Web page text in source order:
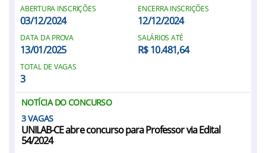
ABERTURA INSCRIÇÕES
03/12/2024
ENCERRA INSCRIÇÕES
12/12/2024
DATA DA PROVA
13/01/2025
SALÁRIOS ATÉ
R$ 10.481,64
TOTAL DE VAGAS
3
NOTÍCIA DO CONCURSO
3
UNILAB-CE abre concurso para Professor via Edital
54/2024